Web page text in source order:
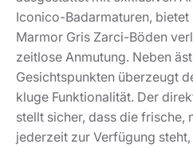
Iconico-Badarmaturen,
Marmor Gris Zarci-Böden
zeitlose Anmutung. Neben
Gesichtspunkten überzeugt
kluge Funktionalität. Der
stellt sicher, dass die frische,
jederzeit zur Verfügung